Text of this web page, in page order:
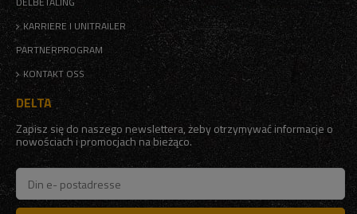
KARRIERE I UNITRAILER
PARTNERPROGRAM
KONTAKT OSS
DELTA
Zapisz się do naszego newslettera, żeby otrzymywać informacje o
nowościach i promocjach na bieżąco.